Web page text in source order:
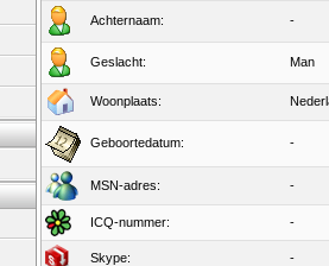
Achternaam: -
Geslacht: Man
Woonplaats:
Geboortedatum: -
MSN-adres: -
ICQ-nummer: -
Skype: -